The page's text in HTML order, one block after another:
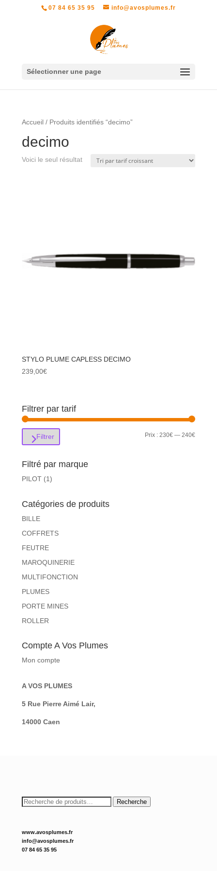
07 84 65 35 95 info@avosplumes.fr
Sélectionner une page
Accueil/ Produits identifiés “decimo”
decimo
Voici le seul résultat
STYLO PLUME CAPLESS DECIMO
239,00€
Filtrer par tarif
Prix
Prix
Filtrer Prix : 230€ — 240€
Filtré par marque
PILOT (1)
Catégories de produits
BILLE
COFFRETS
FEUTRE
MAROQUINERIE
MULTIFONCTION
PLUMES
PORTE MINES
ROLLER
Compte A Vos Plumes
Mon compte
A VOS PLUMES
5 Rue Pierre Aimé Lair,
14000 Caen
Recherche
Recherche
www.avosplumes.fr
info@avosplumes.fr
07 84 65 35 95